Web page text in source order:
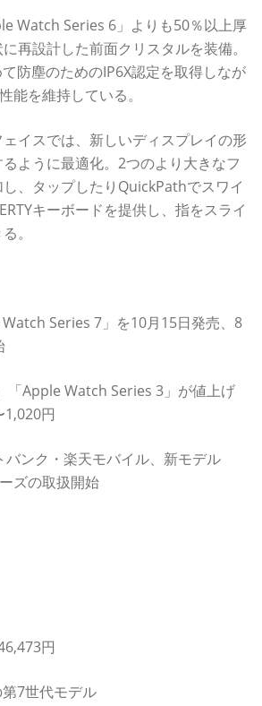
Watch Series 6」よりも50％以上厚
再設計した前面クリスタルを装備。
防塵のためのIP6X認定を取得しなが
能を維持している。
イスでは、新しいディスプレイの形
ように最適化。2つのより大きなフ
、タップしたりQuickPathでスワイ
キーボードを提供し、指をスライ
。
Series 7」を10月15日発売、8
「Apple Watch Series 3」が値上げ
円
バンク・楽天モバイル、新モデル
ズの取扱開始
円
7世代モデル